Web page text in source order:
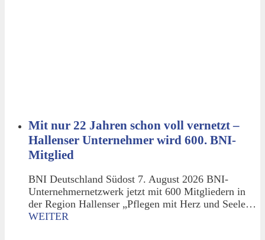
Mit nur 22 Jahren schon voll vernetzt –
Hallenser Unternehmer wird 600. BNI-
Mitglied
BNI Deutschland Südost 7. August 2026 BNI-
Unternehmernetzwerk jetzt mit 600 Mitgliedern in
der Region Hallenser „Pflegen mit Herz und Seele…
WEITER